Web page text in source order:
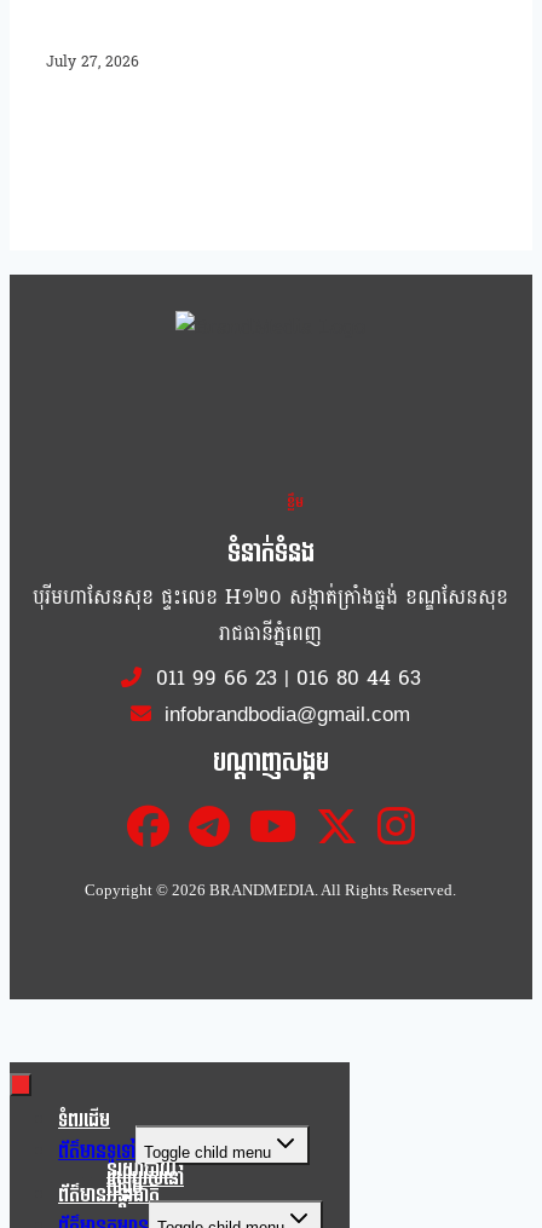
July 27, 2026
ខ្លឹម ខ្លី រហ័ស
ទំនាក់ទំនង
បុរីមហាសែនសុខ ផ្ទះលេខ H១២០ សង្កាត់ក្រាំងធ្នង់ ខណ្ឌសែនសុខ
រាជធានីភ្នំពេញ
011 99 66 23| 016 80 44 63
infobrandbodia@gmail.com
បណ្ដាញសង្គម
Copyright ©2026 BRANDMEDIA. All Rights Reserved.
ទំពរដើម
ព័ត៌មានទូទៅ Toggle child menu
នយោបាយ
របៀបរស់នៅ
សង្គម
ព័ត៌មានអន្តរជាតិ